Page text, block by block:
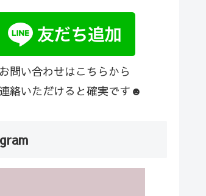
お問い合わせはこちらから
絡いただけると確実です☻